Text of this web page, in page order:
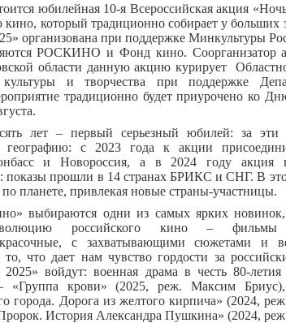
юбилейная 10-я Всероссийская акция
кино, который традиционно собирает у больших
организована при поддержке Минкультуры
РОСКИНО и Фонд кино. Соорганизатор
области данную акцию курирует
и творчества при поддержке
традиционно будет приурочено ко
лет – первый серьезный юбилей: за
географию: с 2023 года к акции
и Новороссия, а в 2024 году акция
показы прошли в 14 странах БРИКС и СНГ. В
планете, привлекая новые страны-участницы.
выбираются одни из самых ярких новинок,
российского кино – фильмы
красочные, с захватывающими сюжетами и
что дает нам чувство гордости за
войдут: военная драма в честь 80-
«Группа крови» (2025, реж. Максим Бриус),
города. Дорога из желтого кирпича» (2024,
История Александра Пушкина» (2024,